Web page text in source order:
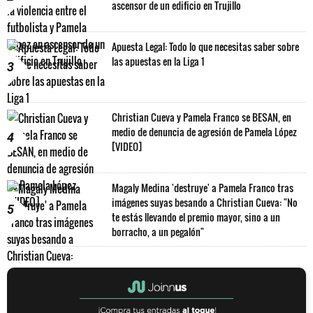
ascensor de un edificio en Trujillo
3
Apuesta Legal: Todo lo que necesitas saber sobre
las apuestas en la Liga 1
4
Christian Cueva y Pamela Franco se BESAN, en
medio de denuncia de agresión de Pamela López
[VIDEO]
5
Magaly Medina 'destruye' a Pamela Franco tras
imágenes suyas besando a Christian Cueva: "No
te estás llevando el premio mayor, sino a un
borracho, a un pegalón"